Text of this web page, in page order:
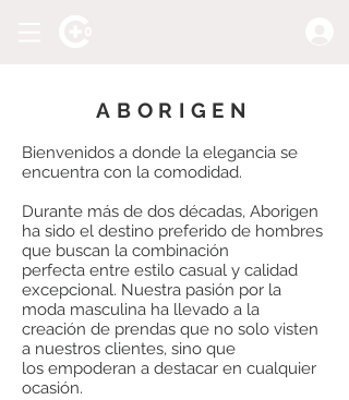
ABORIGEN
Bienvenidos a donde la elegancia se
encuentra con la comodidad.
Durante más de dos décadas, Aborigen
ha sido el destino preferido de hombres
que buscan la combinación
perfecta entre estilo casual y calidad
excepcional. Nuestra pasión por la
moda masculina ha llevado a la
creación de prendas que no solo visten
a nuestros clientes, sino que
los empoderan a destacar en cualquier
ocasión.